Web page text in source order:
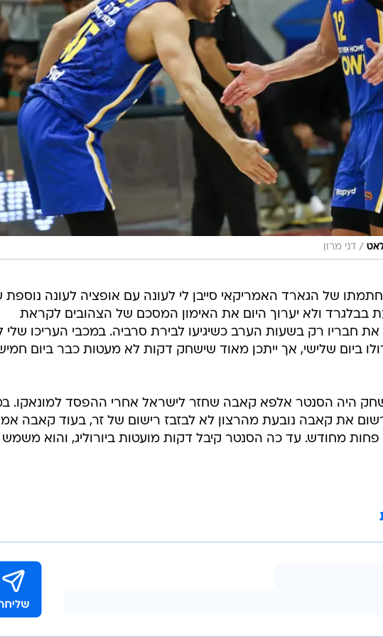
/ דני מרון
של הגארד האמריקאי סייבן לי לעונה עם אופציה לעונה נוספת
בבלגרד ולא יערוך היום את האימון המסכם של הצהובים לקראת
חבריו רק בשעות הערב כשיגיעו לבירת סרביה. במכבי העריכו שלי
ביום שלישי, אך ייתכן מאוד שישחק דקות לא מעטות כבר ביום
היה הסנטר אלפא קאבה שחזר לישראל אחרי ההפסד למונאקו.
את קאבה נובעת מהרצון לא לבזבז רישום של זר, בעוד קאבה
מחודש. עד כה הסנטר קיבל דקות מועטות ביורוליג, והוא